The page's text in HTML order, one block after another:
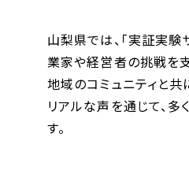
山梨県では​、「実証実験
業家や経営者の挑戦を支
地域のコミュニティと
リアルな声を通じて、
す。